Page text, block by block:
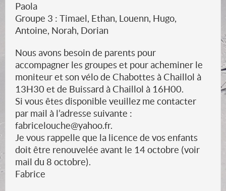
Paola
Groupe 3 : Timael, Ethan, Louenn, Hugo,
Antoine, Norah, Dorian
Nous avons besoin de parents pour
accompagner les groupes et pour acheminer le
moniteur et son vélo de Chabottes à Chaillol à
13H30 et de Buissard à Chaillol à 16H00.
Si vous êtes disponible veuillez me contacter
par mail à l’adresse suivante :
fabricelouche@yahoo.fr.
Je vous rappelle que la licence de vos enfants
doit être renouvelée avant le 14 octobre (voir
mail du 8 octobre).
Fabrice